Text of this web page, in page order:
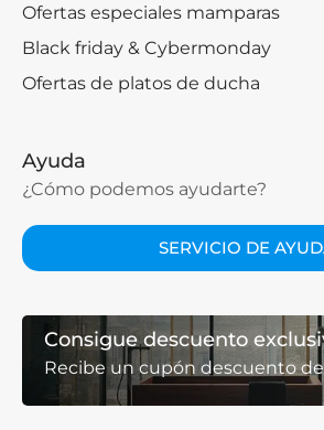
Ofertas especiales mamparas
Black friday & Cybermonday
Ofertas de platos de ducha
Ayuda
¿Cómo podemos ayudarte?
SERVICIO DE
Consigue descuento
Recibe un cupón descuento